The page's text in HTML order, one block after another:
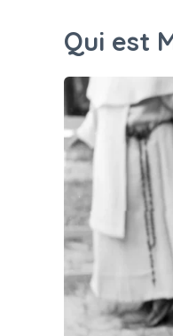
Qui est